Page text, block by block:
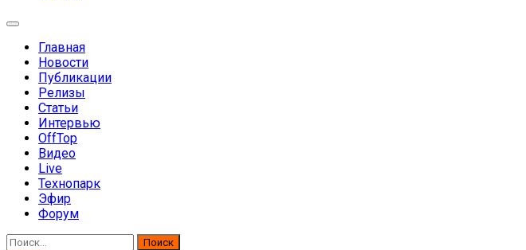
Главная
Новости
Публикации
Релизы
Статьи
Интервью
OffTop
Видео
Live
Технопарк
Эфир
Форум
Найти: